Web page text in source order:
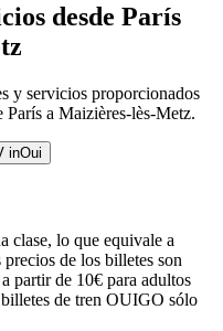
desde París
y servicios proporcionados
a Maizières-lès-Metz.
inOui
clase, lo que equivale a
de los billetes son
partir de 10€ para adultos
de tren OUIGO sólo